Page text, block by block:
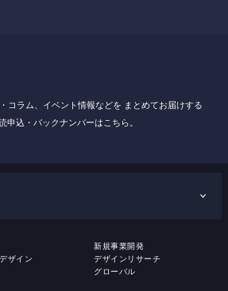
コラム、イベント情報などを まとめてお届けする
申込・バックナンバーはこちら。
新規事業開発
ザイン
デザインリサーチ
グローバル